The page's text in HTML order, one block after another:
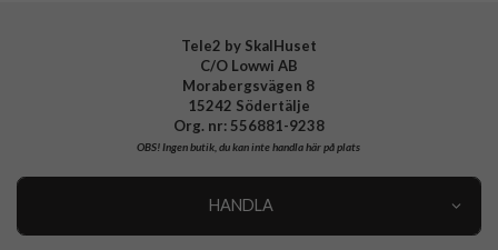
Tele2 by SkalHuset
C/O Lowwi AB
Morabergsvägen 8
15242 Södertälje
Org. nr: 556881-9238
OBS!Ingen butik, du kan inte handla här på plats
HANDLA